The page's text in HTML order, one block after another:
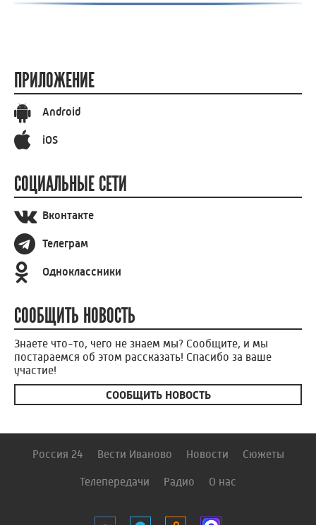
ПРИЛОЖЕНИЕ
Android
iOS
СОЦИАЛЬНЫЕ СЕТИ
Вконтакте
Телеграм
Одноклассники
СООБЩИТЬ НОВОСТЬ
Знаете что-то, чего не знаем мы? Сообщите, и мы
постараемся об этом рассказать! Спасибо за ваше
участие!
СООБЩИТЬ НОВОСТЬ
Россия 24 Вести Иваново Новости Сюжеты
Телепередачи Радио О нас